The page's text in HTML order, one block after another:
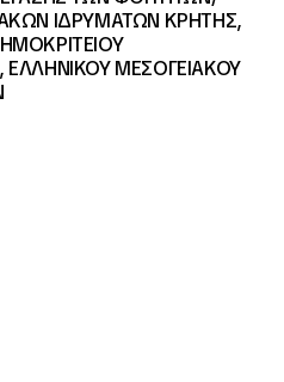
ΙΔΡΥΜΑΤΩΝ KΡΗΤΗΣ,
ΜΕΣΟΓΕΙΑΚΟΥ